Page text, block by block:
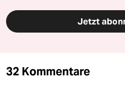
Jetzt
32 Kommentare